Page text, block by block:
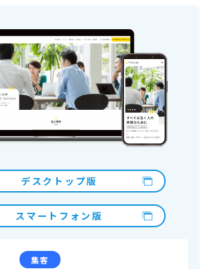
集客
デスクトップ版
スマートフォン版